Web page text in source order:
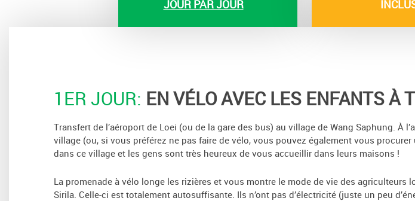
JOUR PAR JOUR
1ER JOUR: EN VÉLO AVEC LES ENFANTS À
Transfert de l’aéroport de Loei (ou de la gare des bus) au village de Wang Saphung.
village (ou, si vous préférez ne pas faire de vélo, vous pouvez également vous
dans ce village et les gens sont très heureux de vous accueillir dans leurs maisons !
La promenade à vélo longe les rizières et vous montre le mode de vie des
Sirila. Celle-ci est totalement autosuffisante. Ils n’ont pas d’électricité (juste un peu